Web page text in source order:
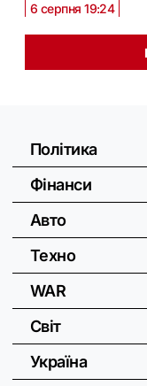
6 серпня 19:24
Політика
Фінанси
Авто
Техно
WAR
Світ
Україна